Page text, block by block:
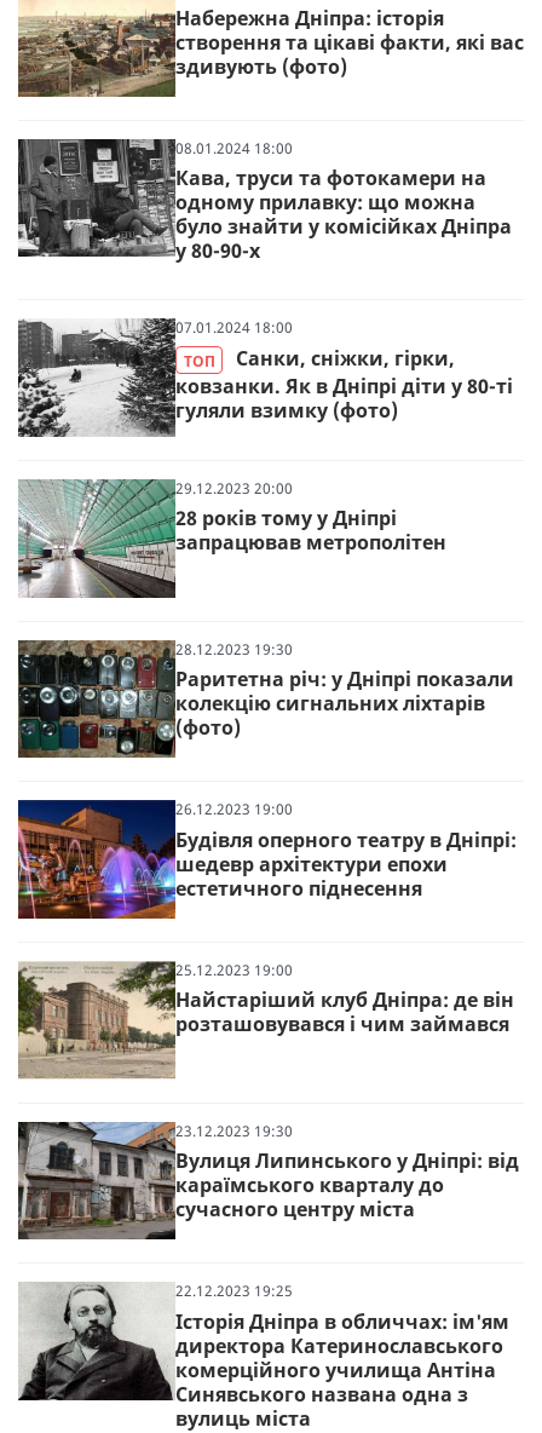
Набережна Дніпра: історія
створення та цікаві факти, які вас
здивують (фото)
08.01.2024 18:00
Кава, труси та фотокамери на
одному прилавку: що можна
було знайти у комісійках Дніпра
у 80-90-х
07.01.2024 18:00
ТОП
Санки, сніжки, гірки,
ковзанки. Як в Дніпрі діти у 80-ті
гуляли взимку (фото)
29.12.2023 20:00
28 років тому у Дніпрі
запрацював метрополітен
28.12.2023 19:30
Раритетна річ: у Дніпрі показали
колекцію сигнальних ліхтарів
(фото)
26.12.2023 19:00
Будівля оперного театру в Дніпрі:
шедевр архітектури епохи
естетичного піднесення
25.12.2023 19:00
Найстаріший клуб Дніпра: де він
розташовувався і чим займався
23.12.2023 19:30
Вулиця Липинського у Дніпрі: від
караїмського кварталу до
сучасного центру міста
22.12.2023 19:25
Історія Дніпра в обличчах: ім'ям
директора Катеринославського
комерційного училища Антіна
Синявського названа одна з
вулиць міста